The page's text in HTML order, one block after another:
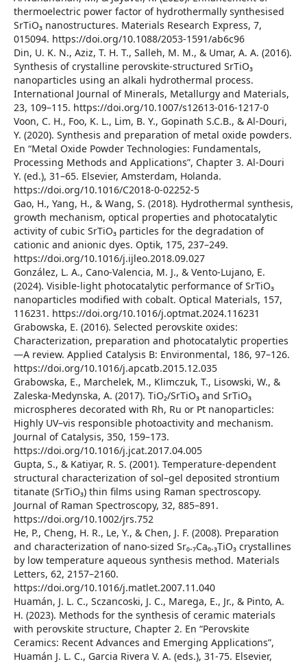
thermoelectric power factor of hydrothermally synthesised
SrTiO₃ nanostructures. Materials Research Express, 7,
015094. https://doi.org/10.1088/2053-1591/ab6c96
Din, U. K. N., Aziz, T. H. T., Salleh, M. M., & Umar, A. A. (2016).
Synthesis of crystalline perovskite-structured SrTiO₃
nanoparticles using an alkali hydrothermal process.
International Journal of Minerals, Metallurgy and Materials,
23, 109–115. https://doi.org/10.1007/s12613-016-1217-0
Voon, C. H., Foo, K. L., Lim, B. Y., Gopinath S.C.B., & Al-Douri,
Y. (2020). Synthesis and preparation of metal oxide powders.
En “Metal Oxide Powder Technologies: Fundamentals,
Processing Methods and Applications”, Chapter 3. Al-Douri
Y. (ed.), 31–65. Elsevier, Amsterdam, Holanda.
https://doi.org/10.1016/C2018-0-02252-5
Gao, H., Yang, H., & Wang, S. (2018). Hydrothermal synthesis,
growth mechanism, optical properties and photocatalytic
activity of cubic SrTiO₃ particles for the degradation of
cationic and anionic dyes. Optik, 175, 237–249.
https://doi.org/10.1016/j.ijleo.2018.09.027
González, L. A., Cano-Valencia, M. J., & Vento-Lujano, E.
(2024). Visible-light photocatalytic performance of SrTiO₃
nanoparticles modified with cobalt. Optical Materials, 157,
116231. https://doi.org/10.1016/j.optmat.2024.116231
Grabowska, E. (2016). Selected perovskite oxides:
Characterization, preparation and photocatalytic properties
—A review. Applied Catalysis B: Environmental, 186, 97–126.
https://doi.org/10.1016/j.apcatb.2015.12.035
Grabowska, E., Marchelek, M., Klimczuk, T., Lisowski, W., &
Zaleska-Medynska, A. (2017). TiO₂/SrTiO₃ and SrTiO₃
microspheres decorated with Rh, Ru or Pt nanoparticles:
Highly UV–vis responsible photoactivity and mechanism.
Journal of Catalysis, 350, 159–173.
https://doi.org/10.1016/j.jcat.2017.04.005
Gupta, S., & Katiyar, R. S. (2001). Temperature-dependent
structural characterization of sol–gel deposited strontium
titanate (SrTiO₃) thin films using Raman spectroscopy.
Journal of Raman Spectroscopy, 32, 885–891.
https://doi.org/10.1002/jrs.752
He, P., Cheng, H. R., Le, Y., & Chen, J. F. (2008). Preparation
and characterization of nano-sized Sr₀.₇Ca₀.₃TiO₃ crystallines
by low temperature aqueous synthesis method. Materials
Letters, 62, 2157–2160.
https://doi.org/10.1016/j.matlet.2007.11.040
Huamán, J. L. C., Sczancoski, J. C., Marega, E., Jr., & Pinto, A.
H. (2023). Methods for the synthesis of ceramic materials
with perovskite structure, Chapter 2. En “Perovskite
Ceramics: Recent Advances and Emerging Applications”,
Huamán J. L. C., Garcia Rivera V. A. (eds.), 31-75. Elsevier,